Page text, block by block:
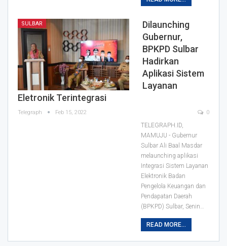
SULBAR
Dilaunching
Gubernur,
BPKPD Sulbar
Hadirkan
Aplikasi Sistem
Layanan
Eletronik Terintegrasi
Telegraph Feb 15, 2022 0
TELEGRAPH.ID,
MAMUJU - Gubernur
Sulbar Ali Baal Masdar
melaunching aplikasi
Integrasi Sistem Layanan
Elektronik Badan
Pengelola Keuangan dan
Pendapatan Daerah
(BPKPD) Sulbar, Senin…
READ MORE...